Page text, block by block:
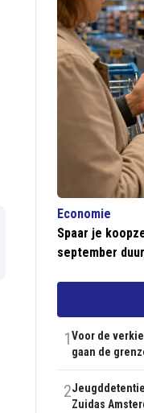
Economie
Spaar je
september
1Voor de
gaan de
2
Zuidas